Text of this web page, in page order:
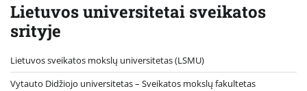
Lietuvos universitetai sveikatos
srityje
Lietuvos sveikatos mokslų universitetas (LSMU)
Vytauto Didžiojo universitetas– Sveikatos mokslų fakultetas